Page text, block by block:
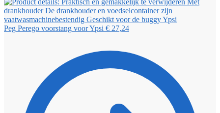
Peg Perego voorstang voor Ypsi € 27,24